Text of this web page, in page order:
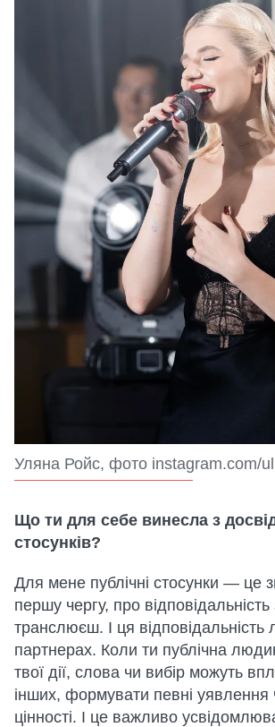
Уляна Ройс, фото instagram.com/
Що ти для себе винесла з
стосунків?
Для мене публічні стосунки — це
першу чергу, про
транслюєш. І ця відповідальність
партнерах. Коли ти публічна
твої дії, слова чи вибір можуть
інших, формувати певні уявлення
цінності. І це важливо